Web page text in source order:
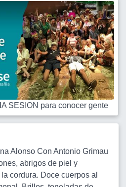
SESION para conocer gente
Alonso Con Antonio Grimau
abrigos de piel y
cordura. Doce cuerpos al